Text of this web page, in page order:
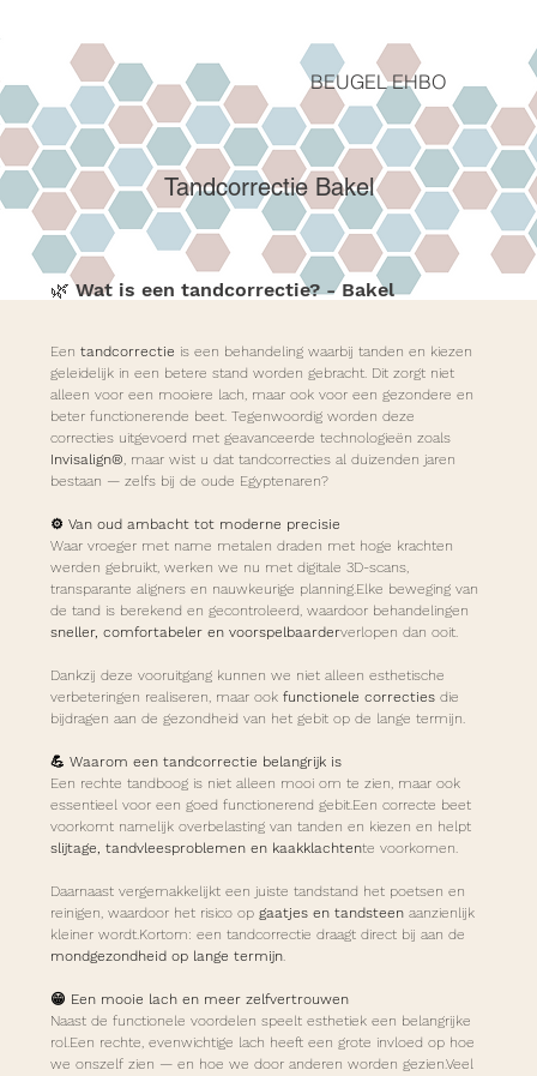
BEUGEL EHBO
Tandcorrectie Bakel
🌿 Wat is een tandcorrectie? - Bakel
Een tandcorrectie is een behandeling waarbij tanden en kiezen
geleidelijk in een betere stand worden gebracht. Dit zorgt niet
alleen voor een mooiere lach, maar ook voor een gezondere en
beter functionerende beet. Tegenwoordig worden deze
correcties uitgevoerd met geavanceerde technologieën zoals
Invisalign®, maar wist u dat tandcorrecties al duizenden jaren
bestaan — zelfs bij de oude Egyptenaren?
⚙️ Van oud ambacht tot moderne precisie
Waar vroeger met name metalen draden met hoge krachten
werden gebruikt, werken we nu met digitale 3D-scans,
transparante aligners en nauwkeurige planning.Elke beweging van
de tand is berekend en gecontroleerd, waardoor behandelingen
sneller, comfortabeler en voorspelbaarderverlopen dan ooit.
Dankzij deze vooruitgang kunnen we niet alleen esthetische
verbeteringen realiseren, maar ook functionele correcties die
bijdragen aan de gezondheid van het gebit op de lange termijn.
💪 Waarom een tandcorrectie belangrijk is
Een rechte tandboog is niet alleen mooi om te zien, maar ook
essentieel voor een goed functionerend gebit.Een correcte beet
voorkomt namelijk overbelasting van tanden en kiezen en helpt
slijtage, tandvleesproblemen en kaakklachtente voorkomen.
Daarnaast vergemakkelijkt een juiste tandstand het poetsen en
reinigen, waardoor het risico op gaatjes en tandsteen aanzienlijk
kleiner wordt.Kortom: een tandcorrectie draagt direct bij aan de
mondgezondheid op lange termijn.
😁 Een mooie lach en meer zelfvertrouwen
Naast de functionele voordelen speelt esthetiek een belangrijke
rol.Een rechte, evenwichtige lach heeft een grote invloed op hoe
we onszelf zien — en hoe we door anderen worden gezien.Veel